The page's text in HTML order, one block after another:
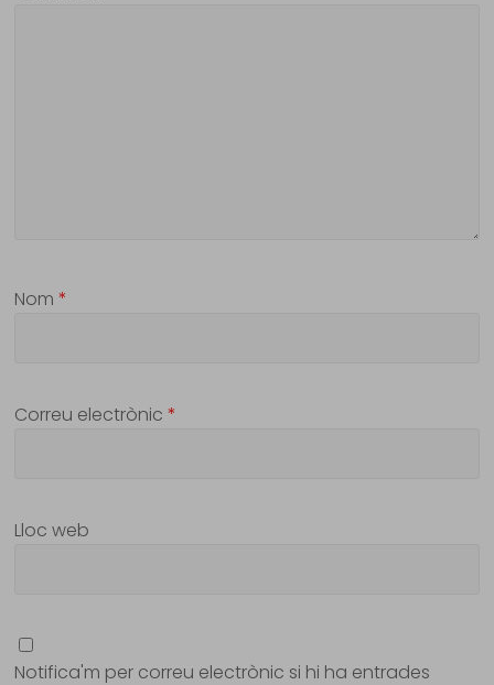
Nom*
Correu electrònic*
Lloc web
Notifica'm per correu electrònic si hi ha entrades